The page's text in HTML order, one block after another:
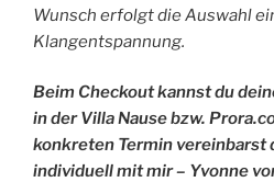
Wunsch erfolgt die Auswahl
Klangentspannung.
Beim Checkout kannst du
in der Villa Nause bzw.
konkreten Termin vereinbarst
individuell mit mir – Yvonne